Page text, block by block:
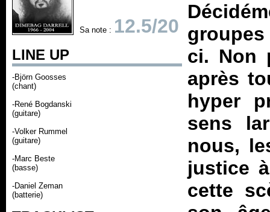
Sa note : 12.5/20
LINE UP
-Björn Goosses
(chant)
-René Bogdanski
(guitare)
-Volker Rummel
(guitare)
-Marc Beste
(basse)
-Daniel Zeman
(batterie)
ci. Non
après
hyper
sens
nous,
justice
cette